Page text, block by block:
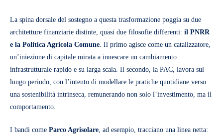
La spina dorsale del sostegno a questa trasformazione poggia su due
architetture finanziarie distinte, quasi due filosofie differenti: il PNRR
e la Politica Agricola Comune. Il primo agisce come un catalizzatore,
un’iniezione di capitale mirata a innescare un cambiamento
infrastrutturale rapido e su larga scala. Il secondo, la PAC, lavora sul
lungo periodo, con l’intento di modellare le pratiche quotidiane verso
una sostenibilità intrinseca, remunerando non solo l’investimento, ma il
comportamento.
I bandi come Parco Agrisolare , ad esempio, tracciano una linea netta: